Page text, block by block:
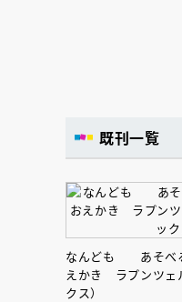
既刊一覧
なんども あそべ
えかき ラプンツェ
クス）